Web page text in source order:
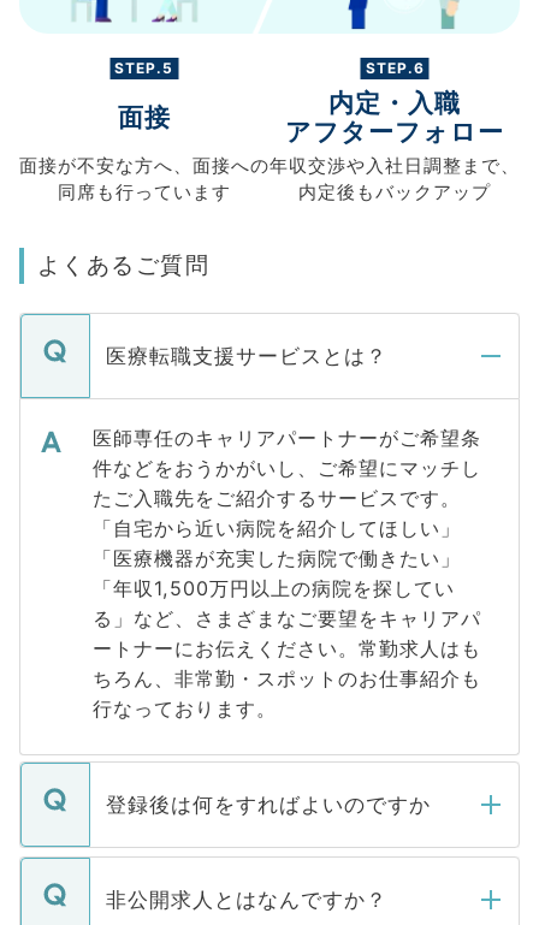
STEP.5
面接
面接が不安な方へ、 面接への
同席も行っています
STEP.6
内定・入職
アフターフォロー
年収交渉や入社日調整まで、
内定後もバックアップ
よくあるご質問
医療転職支援サービスとは？
医師専任のキャリアパートナーがご希望条
件などをおうかがいし、ご希望にマッチし
たご入職先をご紹介するサービスです。
「自宅から近い病院を紹介してほしい」
「医療機器が充実した病院で働きたい」
「年収1,500万円以上の病院を探してい
る」など、さまざまなご要望をキャリアパ
ートナーにお伝えください。常勤求人はも
ちろん、非常勤・スポットのお仕事紹介も
行なっております。
登録後は何をすればよいのですか
ご登録いただきましたら、弊社担当者がご
登録内容を確認し、その後メールもしくは
非公開求人とはなんですか？